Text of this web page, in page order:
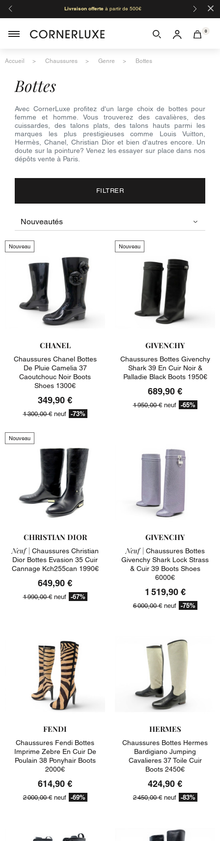
Livraison offerteà partir de 500€ ×
0
Accueil Chaussures Genre Bottes
bottes
Avec CornerLuxe profitez d'un large choix de bottes pour
femme et homme. Vous trouverez des cavalières, des
cuissardes, des talons plats, des talons hauts parmi les
marques les plus prestigieuses comme Louis Vuitton,
Hermès, Chanel, Christian Dior et bien d'autres encore. Un
doute sur la pointure? Venez les essayer sur place dans nos
dépôts vente à Paris.
FILTRER
Nouveau
CHANEL
Chaussures Chanel Bottes
De Pluie Camelia 37
Caoutchouc Noir Boots
Shoes 1300€
349,90 €
1 300,00 €neuf -73%
Nouveau
GIVENCHY
Chaussures Bottes Givenchy
Shark 39 En Cuir Noir &
Palladie Black Boots 1950€
689,90 €
1 950,00 €neuf -65%
Nouveau
CHRISTIAN DIOR
Neuf | Chaussures Christian
Dior Bottes Evasion 35 Cuir
Cannage Kch255can 1990€
649,90 €
1 990,00 €neuf -67%
GIVENCHY
Neuf | Chaussures Bottes
Givenchy Shark Lock Strass
& Cuir 39 Boots Shoes
6000€
1 519,90 €
6 000,00 €neuf -75%
FENDI
Chaussures Fendi Bottes
Imprime Zebre En Cuir De
Poulain 38 Ponyhair Boots
2000€
614,90 €
2 000,00 €neuf -69%
HERMES
Chaussures Bottes Hermes
Bardigiano Jumping
Cavalieres 37 Toile Cuir
Boots 2450€
424,90 €
2 450,00 €neuf -83%